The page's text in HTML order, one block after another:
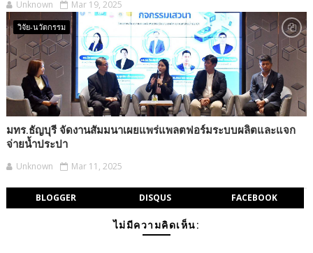
Unknown Mar 19, 2025
วิจัย-นวัตกรรม
มทร.ธัญบุรี จัดงานสัมมนาเผยแพร่แพลตฟอร์มระบบผลิตและแจก
จ่ายน้ำประปา
Unknown Mar 11, 2025
BLOGGER DISQUS FACEBOOK
ไม่มีความคิดเห็น: